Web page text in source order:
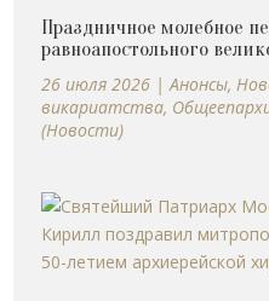
Праздничное молебное
равноапостольного
26 июля 2026 |Анонсы,
викариатства,
(Новости)